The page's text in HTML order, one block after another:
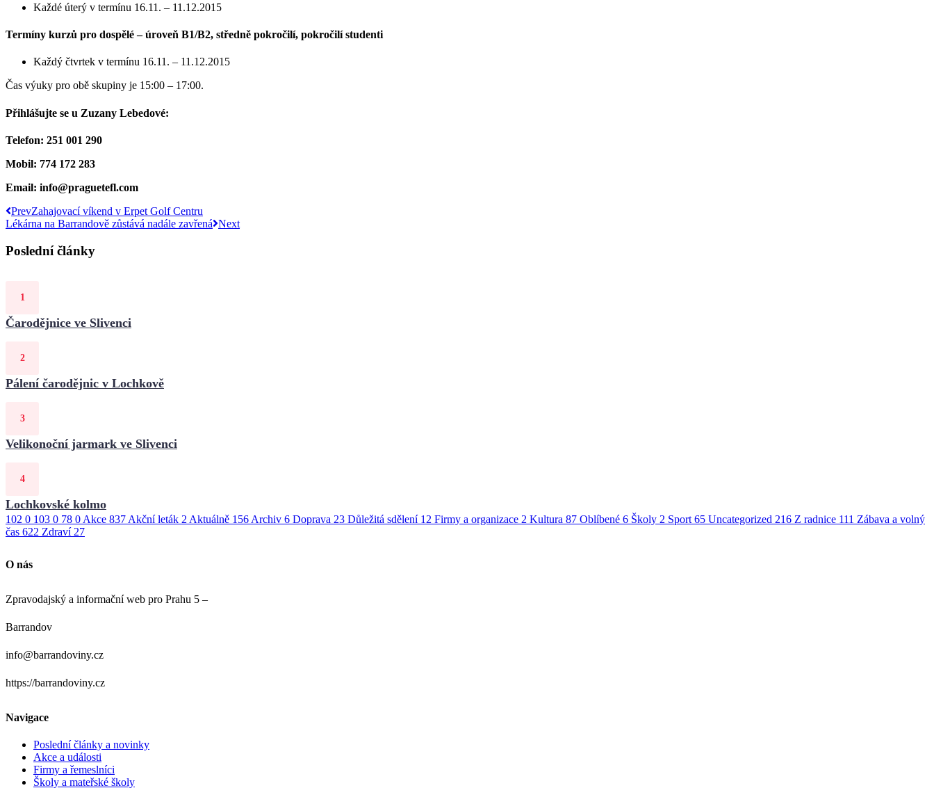
Každé úterý v termínu 16.11. – 11.12.2015
Termíny kurzů pro dospělé – úroveň B1/B2, středně pokročilí, pokročilí studenti
Každý čtvrtek v termínu 16.11. – 11.12.2015
Čas výuky pro obě skupiny je 15:00 – 17:00.
Přihlášujte se u Zuzany Lebedové:
Telefon: 251 001 290
Mobil: 774 172 283
Email: info@praguetefl.com
PrevZahajovací víkend v Erpet Golf Centru
Lékárna na Barrandově zůstává nadále zavřená Next
Poslední články
Čarodějnice ve Slivenci
Pálení čarodějnic v Lochkově
Velikonoční jarmark ve Slivenci
Lochkovské kolmo
102 0 103 0 78 0 Akce 837 Akční leták 2 Aktuálně 156 Archiv 6 Doprava 23 Důležitá sdělení 12 Firmy a organizace 2 Kultura 87 Oblíbené 6 Školy 2 Sport 65 Uncategorized 216 Z radnice 111 Zábava a volný
čas 622 Zdraví 27
O nás
Zpravodajský a informační web pro Prahu 5 –
Barrandov
info@barrandoviny.cz
https://barrandoviny.cz
Navigace
Poslední články a novinky
Akce a události
Firmy a řemeslníci
Školy a mateřské školy